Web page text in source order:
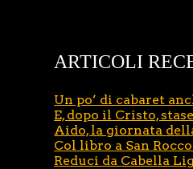
ARTICOLI
Un po’ di cabaret
E, dopo il Cristo,
Aido, la giornata
Col libro a San
Reduci da Cabella